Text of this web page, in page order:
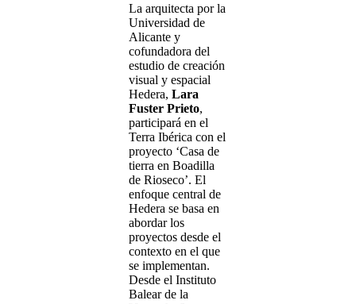
La arquitecta por la
Universidad de
Alicante y
cofundadora del
estudio de creación
visual y espacial
Hedera, Lara
Fuster Prieto,
participará en el
Terra Ibérica con el
proyecto ‘Casa de
tierra en Boadilla
de Rioseco’. El
enfoque central de
Hedera se basa en
abordar los
proyectos desde el
contexto en el que
se implementan.
Desde el Instituto
Balear de la